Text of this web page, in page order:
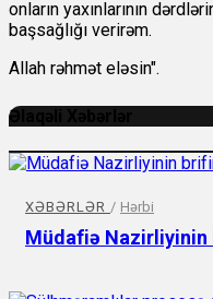
onların yaxınlarının
başsağlığı verirəm.
Allah rəhmət eləsin".
Əlaqəli Xəbərlər
XƏBƏRLƏR / Hərbi
Müdafiə Nazirliyinin